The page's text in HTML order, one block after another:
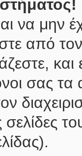
να μην
από
και
σας